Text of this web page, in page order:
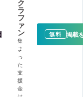
ク
ラ
フ
ァ
ン
集
ま
っ
た
支
援
金
無料 掲載